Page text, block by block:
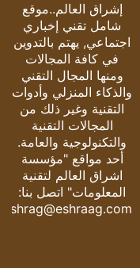
إشراق العالم..موقع
شامل تقني إخباري
اجتماعي, يهتم بالتدوين
في كافة المجالات
ومنها المجال التقني
والذكاء المنزلي وأدوات
التقنية وغير ذلك من
المجالات التقنية
والتكنولوجية والعامة.
أحد مواقع "مؤسسة
اشراق العالم لتقنية
المعلومات" اتصل بنا:
eshrag@eshraag.com